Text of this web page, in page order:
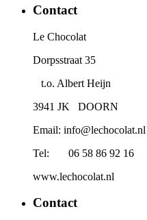
Contact
Le Chocolat
Dorpsstraat 35
t.o. Albert Heijn
3941 JK DOORN
Email: info@lechocolat.nl
Tel: 06 58 86 92 16
www.lechocolat.nl
Contact